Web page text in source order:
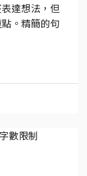
達想法，但
。精簡的句